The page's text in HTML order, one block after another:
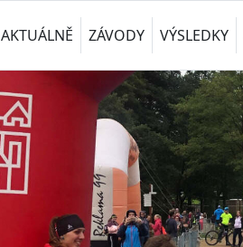
AKTUÁLNĚ ZÁVODY VÝSLEDKY